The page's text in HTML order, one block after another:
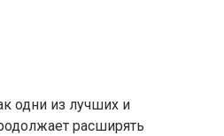
одни из лучших и
расширять